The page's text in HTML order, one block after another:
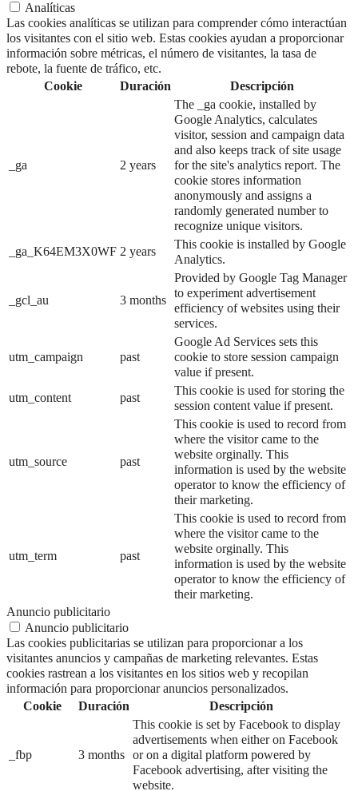
Analíticas
Las cookies analíticas se utilizan para comprender cómo interactúan
los visitantes con el sitio web. Estas cookies ayudan a proporcionar
información sobre métricas, el número de visitantes, la tasa de
rebote, la fuente de tráfico, etc.
Cookie
Duración Descripción
_ga 2 years
The _ga cookie, installed by
Google Analytics, calculates
visitor, session and campaign data
and also keeps track of site usage
for the site's analytics report. The
cookie stores information
anonymously and assigns a
randomly generated number to
recognize unique visitors.
_ga_K64EM3X0WF 2 years
This cookie is installed by Google
Analytics.
_gcl_au 3 months
Provided by Google Tag Manager
to experiment advertisement
efficiency of websites using their
services.
utm_campaign past
Google Ad Services sets this
cookie to store session campaign
value if present.
utm_content
past
This cookie is used for storing the
session content value if present.
utm_source past
This cookie is used to record from
where the visitor came to the
website orginally. This
information is used by the website
operator to know the efficiency of
their marketing.
utm_term past
This cookie is used to record from
where the visitor came to the
website orginally. This
information is used by the website
operator to know the efficiency of
their marketing.
Anuncio publicitario
Anuncio publicitario
Las cookies publicitarias se utilizan para proporcionar a los
visitantes anuncios y campañas de marketing relevantes. Estas
cookies rastrean a los visitantes en los sitios web y recopilan
información para proporcionar anuncios personalizados.
Cookie
Duración Descripción
_fbp 3 months
This cookie is set by Facebook to display
advertisements when either on Facebook
or on a digital platform powered by
Facebook advertising, after visiting the
website.